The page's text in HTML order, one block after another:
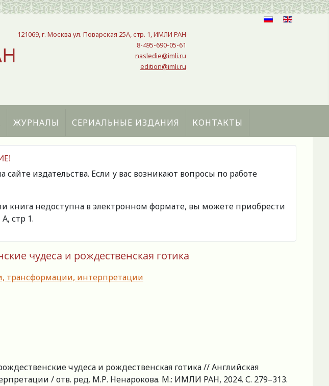
121069, г. Москва ул. Поварская 25A, стр. 1, ИМЛИ РАН
8-495-690-05-61
nasledie@imli.ru
edition@imli.ru
ЖУРНАЛЫ СЕРИАЛЬНЫЕ ИЗДАНИЯ КОНТАКТЫ
сайте издательства. Если у вас возникают вопросы по работе
книга недоступна в электронном формате, вы можете приобрести
стр 1.
чудеса и рождественская готика
трансформации, интерпретации
чудеса и рождественская готика // Английская
/ отв. ред. М.Р. Ненарокова. М.: ИМЛИ РАН, 2024. С. 279–313.